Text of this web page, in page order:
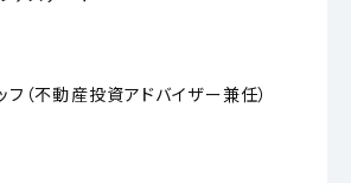
（不動産投資アドバイザー兼任）